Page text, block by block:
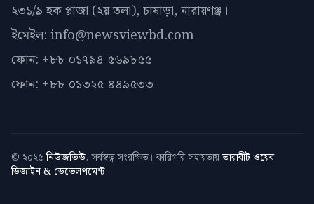
২৩১/৯ হক প্লাজা (২য় তলা), চাষাড়া, নারায়ণঞ্জ।
ইমেইল: info@newsviewbd.com
ফোন: +৮৮ ০১৭৯৪ ৫৬৯৮৫৫
ফোন: +৮৮ ০১৩২৫ ৪৪৯৫৩৩
© ২০২৫ নিউজভিউ. সর্বস্বত্ব সংরক্ষিত। কারিগরি সহায়তায়ভারাবীট ওয়েব
ডিজাইন & ডেভেলপমেন্ট